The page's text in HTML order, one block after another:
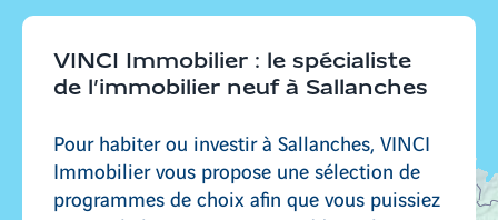
Caluire-et-Cuire
Ambérieu-en-Bugey
VINCI Immobilier : le spécialiste
de l’immobilier neuf à Sallanches
Pour habiter ou investir à Sallanches, VINCI
Immobilier vous propose une sélection de
programmes de choix afin que vous puissiez